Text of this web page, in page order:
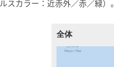
スカラー：近赤外／赤／緑）。
全体